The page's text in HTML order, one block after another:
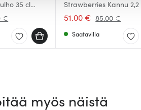
35 cl
€
Strawberries Kannu 2,2
Vihreä/Punainen
51.00 € 85.00 €
Saatavilla
myös näistä